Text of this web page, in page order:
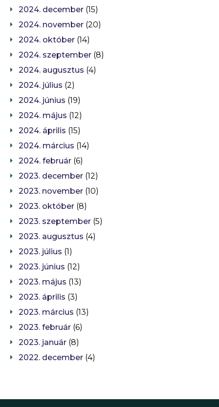
2024. december (15)
2024. november (20)
2024. október (14)
2024. szeptember (8)
2024. augusztus (4)
2024. július (2)
2024. június (19)
2024. május (12)
2024. április (15)
2024. március (14)
2024. február (6)
2023. december (12)
2023. november (10)
2023. október (8)
2023. szeptember (5)
2023. augusztus (4)
2023. július (1)
2023. június (12)
2023. május (13)
2023. április (3)
2023. március (13)
2023. február (6)
2023. január (8)
2022. december (4)